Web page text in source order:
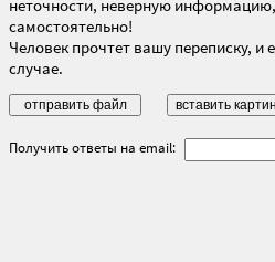
неточности, неверную
самостоятельно!
Человек прочтет вашу переписку,
случае.
Получить ответы на email: